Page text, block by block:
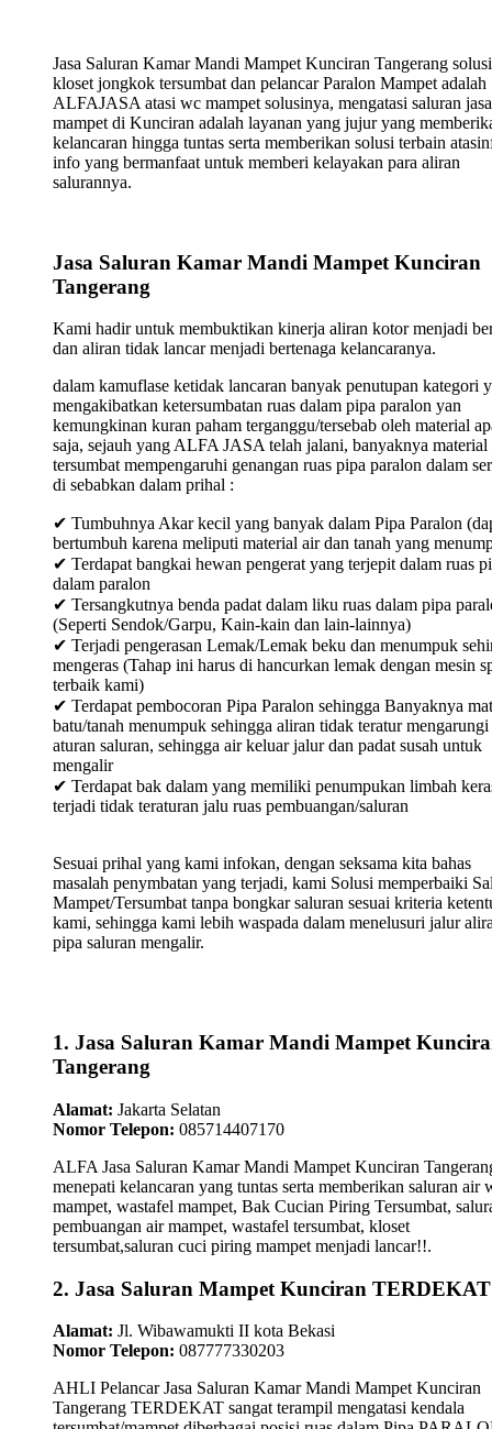
Jasa Saluran Kamar Mandi Mampet Kunciran Tangerang solusi
kloset jongkok tersumbat dan pelancar Paralon Mampet adalah
ALFAJASA atasi wc mampet solusinya, mengatasi saluran jasa
mampet di Kunciran adalah layanan yang jujur yang
kelancaran hingga tuntas serta memberikan solusi terbain
info yang bermanfaat untuk memberi kelayakan para aliran
salurannya.
Jasa Saluran Kamar Mandi Mampet Kunciran
Tangerang
Kami hadir untuk membuktikan kinerja aliran kotor menjadi
dan aliran tidak lancar menjadi bertenaga kelancaranya.
dalam kamuflase ketidak lancaran banyak penutupan kategori
mengakibatkan ketersumbatan ruas dalam pipa paralon yan
kemungkinan kuran paham terganggu/tersebab oleh material
saja, sejauh yang ALFA JASA telah jalani, banyaknya material
tersumbat mempengaruhi genangan ruas pipa paralon dalam
di sebabkan dalam prihal :
✔ Tumbuhnya Akar kecil yang banyak dalam Pipa Paralon
bertumbuh karena meliputi material air dan tanah yang
✔ Terdapat bangkai hewan pengerat yang terjepit dalam ruas
dalam paralon
✔ Tersangkutnya benda padat dalam liku ruas dalam pipa
(Seperti Sendok/Garpu, Kain-kain dan lain-lainnya)
✔ Terjadi pengerasan Lemak/Lemak beku dan menumpuk
mengeras (Tahap ini harus di hancurkan lemak dengan mesin
terbaik kami)
✔ Terdapat pembocoran Pipa Paralon sehingga Banyaknya
batu/tanah menumpuk sehingga aliran tidak teratur mengarungi
aturan saluran, sehingga air keluar jalur dan padat susah untuk
mengalir
✔ Terdapat bak dalam yang memiliki penumpukan limbah
terjadi tidak teraturan jalu ruas pembuangan/saluran
Sesuai prihal yang kami infokan, dengan seksama kita bahas
masalah penymbatan yang terjadi, kami Solusi memperbaiki
Mampet/Tersumbat tanpa bongkar saluran sesuai kriteria
kami, sehingga kami lebih waspada dalam menelusuri jalur
pipa saluran mengalir.
1. Jasa Saluran Kamar Mandi Mampet
Tangerang
Alamat: Jakarta Selatan
Nomor Telepon: 085714407170
ALFA Jasa Saluran Kamar Mandi Mampet Kunciran
menepati kelancaran yang tuntas serta memberikan saluran air
mampet, wastafel mampet, Bak Cucian Piring Tersumbat,
pembuangan air mampet, wastafel tersumbat, kloset
tersumbat,saluran cuci piring mampet menjadi lancar!!.
2. Jasa Saluran Mampet Kunciran TERDEKAT
Alamat: Jl. Wibawamukti II kota Bekasi
Nomor Telepon: 087777330203
AHLI Pelancar Jasa Saluran Kamar Mandi Mampet Kunciran
Tangerang TERDEKAT sangat terampil mengatasi kendala